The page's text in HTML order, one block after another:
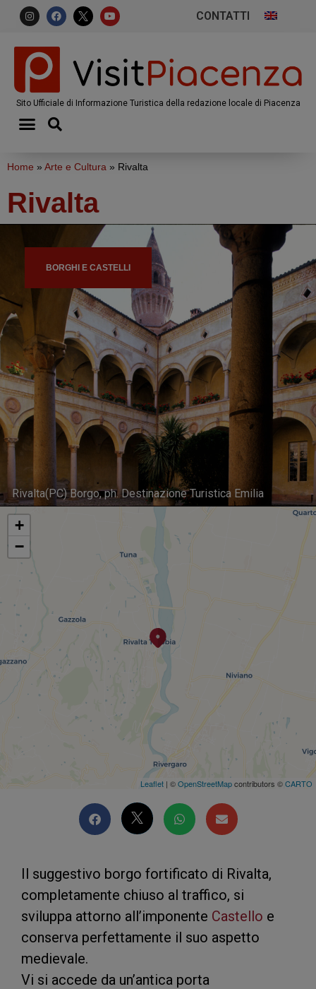
CONTATTI
Sito Ufficiale di Informazione Turistica della redazione locale di Piacenza
Home » Arte e Cultura » Rivalta
Rivalta
BORGHI E CASTELLI
Rivalta(PC) Borgo, ph. Destinazione Turistica Emilia
+
−
Leaflet | ©OpenStreetMapcontributors ©CARTO
Il suggestivo borgo fortificato di Rivalta,
completamente chiuso al traffico, si
sviluppa attorno all’imponente Castello e
conserva perfettamente il suo aspetto
medievale.
Vi si accede da un’antica porta